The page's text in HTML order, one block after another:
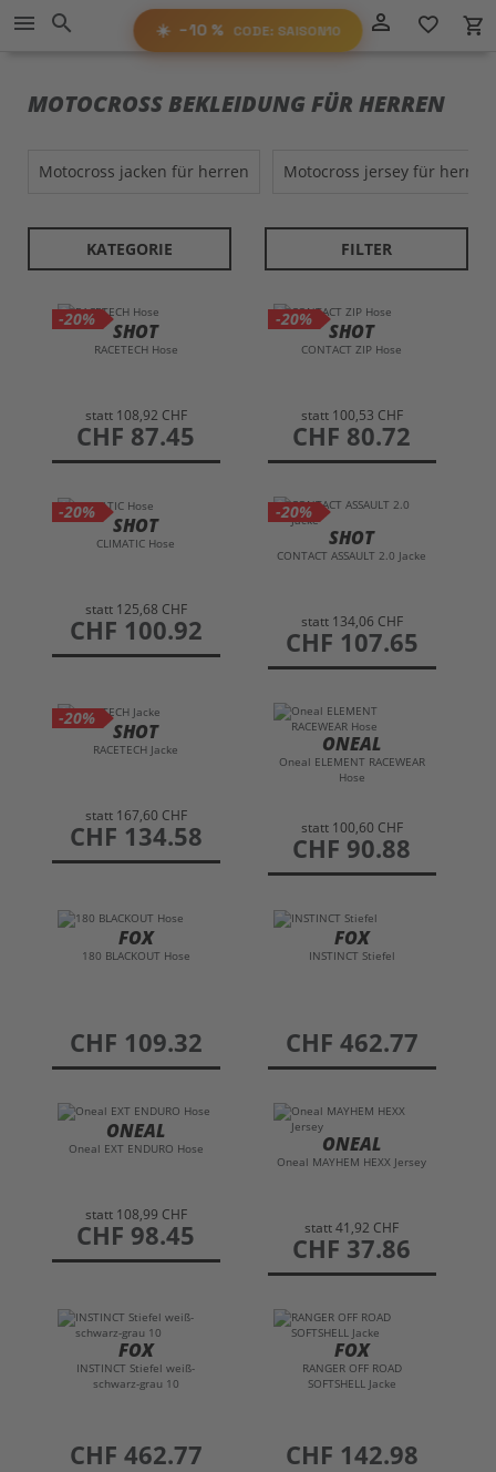
−10%RABATTAUF ALLES!
☀️ −10 % CODE: SAISON10
Direkt
zum
Inhalt
person_outline favorite_border local_grocery_store
menu search
MOTOCROSS BEKLEIDUNG FÜR HERREN
motocross jacken für herren motocross jersey für herren
KATEGORIE FILTER
-20%
SHOT
RACETECH Hose
statt 108,92 CHF
preis
CHF 87.45
-20%
SHOT
CONTACT ZIP Hose
statt 100,53 CHF
preis
CHF 80.72
-20%
SHOT
CLIMATIC Hose
statt 125,68 CHF
preis
CHF 100.92
-20%
SHOT
CONTACT ASSAULT 2.0 Jacke
statt 134,06 CHF
preis
CHF 107.65
-20%
SHOT
RACETECH Jacke
statt 167,60 CHF
preis
CHF 134.58
ONEAL
Oneal ELEMENT RACEWEAR
Hose
statt 100,60 CHF
preis
CHF 90.88
FOX
180 BLACKOUT Hose
preis
CHF 109.32
FOX
INSTINCT Stiefel
preis
CHF 462.77
ONEAL
Oneal EXT ENDURO Hose
statt 108,99 CHF
preis
CHF 98.45
ONEAL
Oneal MAYHEM HEXX Jersey
statt41,92 CHF
preis
CHF 37.86
FOX
INSTINCT Stiefel weiß-
schwarz-grau 10
preis
CHF 462.77
FOX
RANGER OFF ROAD
SOFTSHELL Jacke
preis
CHF 142.98